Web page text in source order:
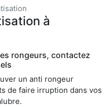
à
rongeurs, contactez
un anti rongeur
de faire irruption dans vos